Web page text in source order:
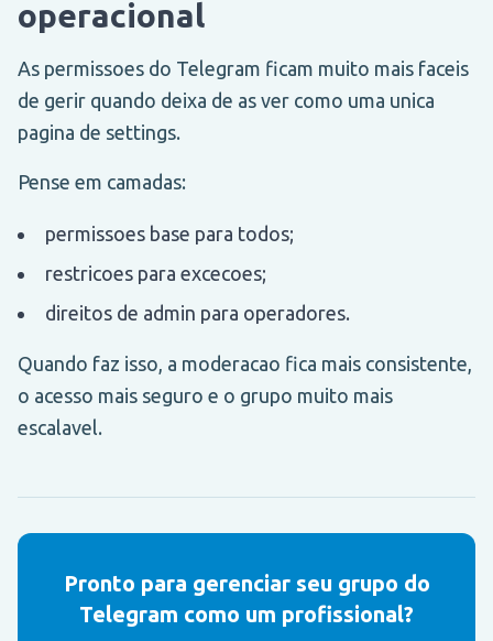
operacional
As permissoes do Telegram ficam muito mais faceis
de gerir quando deixa de as ver como uma unica
pagina de settings.
Pense em camadas:
permissoes base para todos;
restricoes para excecoes;
direitos de admin para operadores.
Quando faz isso, a moderacao fica mais consistente,
o acesso mais seguro e o grupo muito mais
escalavel.
Pronto para gerenciar seu grupo do
Telegram como um profissional?